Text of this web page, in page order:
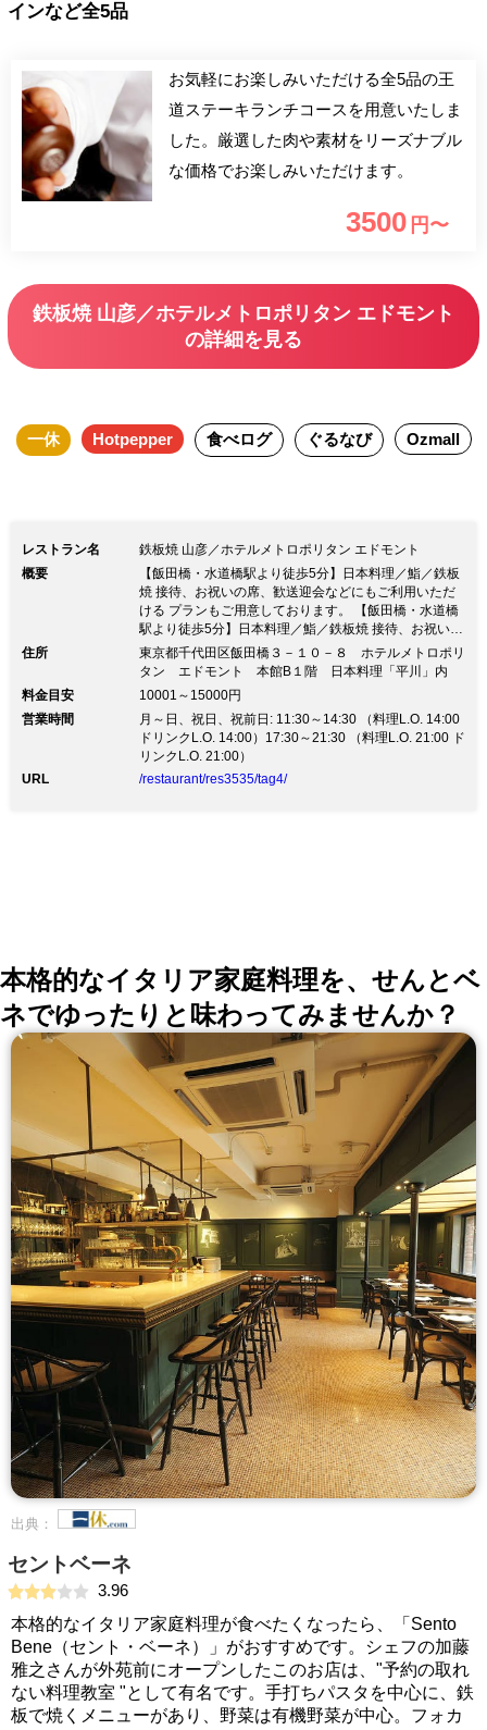
インなど全5品
お気軽にお楽しみいただける全5品の王
道ステーキランチコースを用意いたしま
した。厳選した肉や素材をリーズナブル
な価格でお楽しみいただけます。
3500 円〜
鉄板焼 山彦／ホテルメトロポリタン エドモント
の詳細を見る
一休 Hotpepper 食べログ ぐるなび Ozmall
レストラン名
鉄板焼 山彦／ホテルメトロポリタン エドモント
概要
【飯田橋・水道橋駅より徒歩5分】日本料理／鮨／鉄板
焼 接待、お祝いの席、歓送迎会などにもご利用いただ
ける プランもご用意しております。 【飯田橋・水道橋
駅より徒歩5分】日本料理／鮨／鉄板焼 接待、お祝いの
席、歓送迎会などにもご利用いただける プランもご用
意しております。☆飯田橋・水道橋駅より徒歩5分☆ ホ
ンでは「日本料理」「鉄板焼」「鮨」各コーナーがござ
います □料亭を思わせる趣のある店内の日本料理「平
川」 昼は定食やお膳料理などを、夜は会席料理を中心
にご用意しています □落ち着きのあるカウンター席の鮨
「海彦」 □目の前で焼き上げる特別な空間で！鉄板焼
住所
東京都千代田区飯田橋３－１０－８ ホテルメトロポリ
タン エドモント 本館B１階 日本料理「平川」内
料金目安
10001～15000円
営業時間
月～日、祝日、祝前日: 11:30～14:30 （料理L.O. 14:00
ドリンクL.O. 14:00）17:30～21:30 （料理L.O. 21:00 ド
リンクL.O. 21:00）
URL
/restaurant/res3535/tag4/
本格的なイタリア家庭料理を、せんとベ
ネでゆったりと味わってみませんか？
出典：
セントベーネ
3.96
本格的なイタリア家庭料理が食べたくなったら、「Sento
Bene（セント・ベーネ）」がおすすめです。シェフの加藤
雅之さんが外苑前にオープンしたこのお店は、"予約の取れ
ない料理教室 "として有名です。手打ちパスタを中心に、鉄
板で焼くメニューがあり、野菜は有機野菜が中心。フォカ